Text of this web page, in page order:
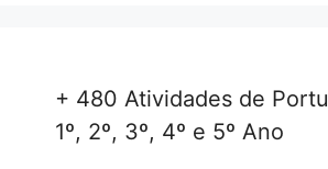
+ 480 Atividades de
1º, 2º, 3º, 4º e 5º Ano